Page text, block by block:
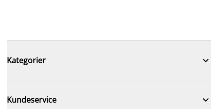
Kategorier 
Kundeservice 